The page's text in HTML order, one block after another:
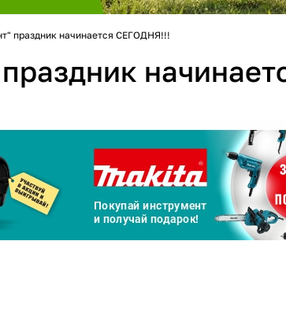
праздник начинается СЕГОДНЯ!!!
клиентов всех банков
без переплат